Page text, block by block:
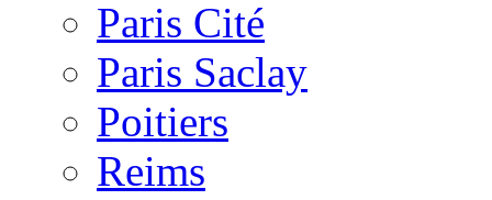
Paris Cité
Paris Saclay
Poitiers
Reims